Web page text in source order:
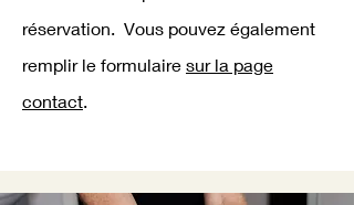
réservation. Vous pouvez également
remplir le formulaire sur la page
contact.